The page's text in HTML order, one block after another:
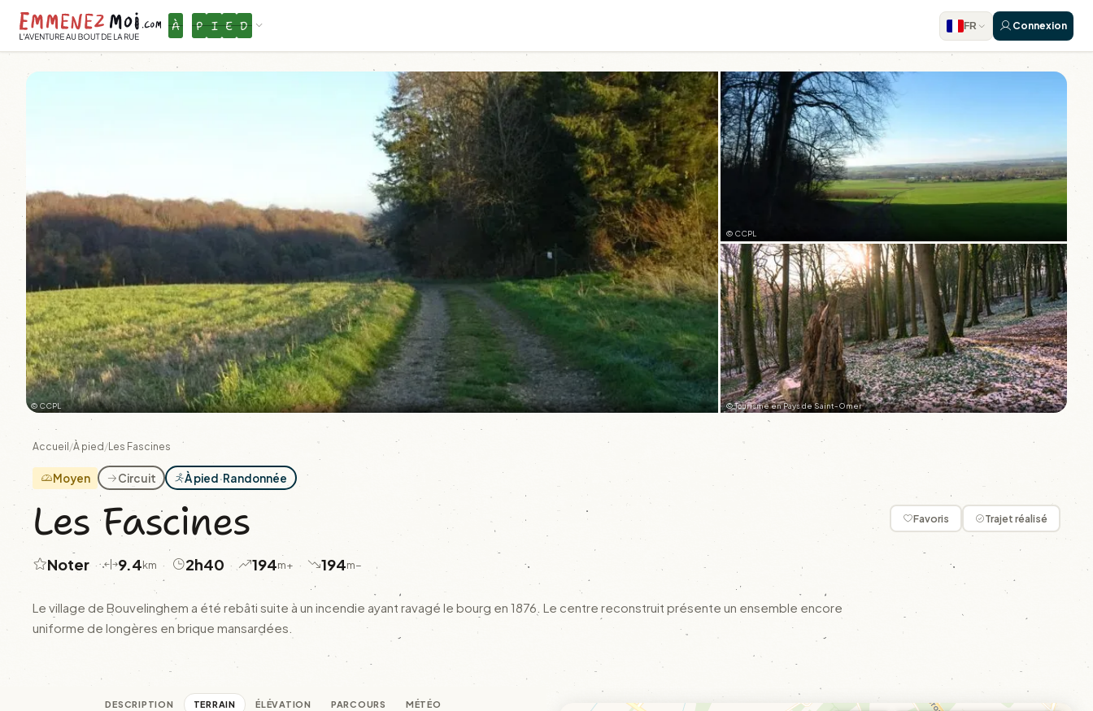
À P I E D FR Connexion
© CCPL
© CCPL
+23
© Tourisme en Pays de Saint-Omer
Accueil /À pied /Les Fascines
Moyen Circuit À pied·Randonnée
Les Fascines
Noter · 9.4km · 2h40 · 194m+ · 194m−
Le village de Bouvelinghem a été rebâti suite à un incendie ayant ravagé le bourg en 1876. Le centre reconstruit présente un ensemble encore
uniforme de longères en brique mansardées.
Favoris Trajet réalisé
DESCRIPTION TERRAIN ÉLÉVATION PARCOURS MÉTÉO